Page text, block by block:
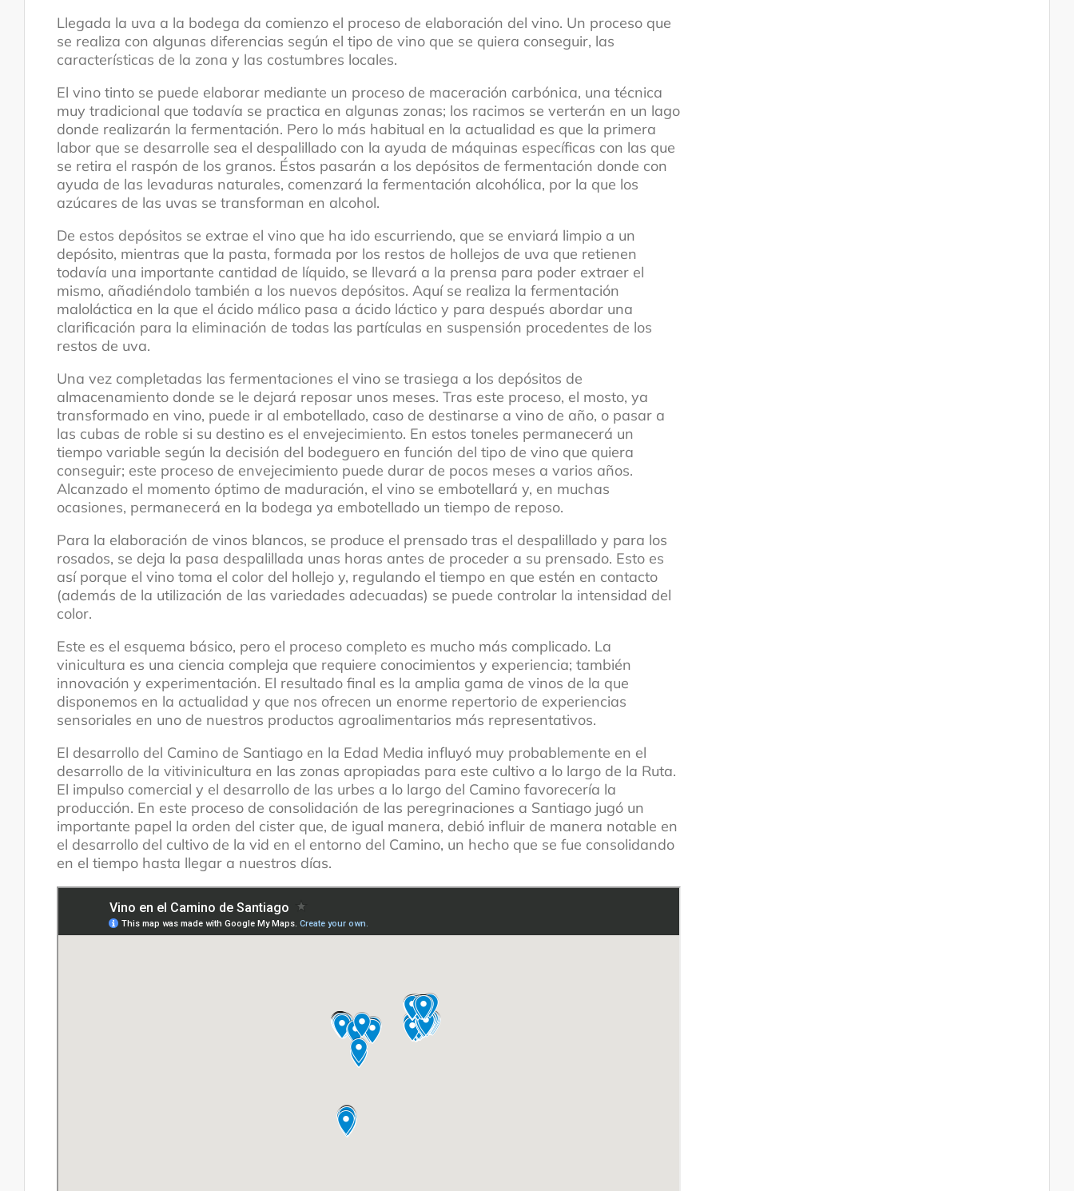
Llegada la uva a la bodega da comienzo el proceso de elaboración del vino. Un proceso que
se realiza con algunas diferencias según el tipo de vino que se quiera conseguir, las
características de la zona y las costumbres locales.
El vino tinto se puede elaborar mediante un proceso de maceración carbónica, una técnica
muy tradicional que todavía se practica en algunas zonas; los racimos se verterán en un lago
donde realizarán la fermentación. Pero lo más habitual en la actualidad es que la primera
labor que se desarrolle sea el despalillado con la ayuda de máquinas específicas con las que
se retira el raspón de los granos. Éstos pasarán a los depósitos de fermentación donde con
ayuda de las levaduras naturales, comenzará la fermentación alcohólica, por la que los
azúcares de las uvas se transforman en alcohol.
De estos depósitos se extrae el vino que ha ido escurriendo, que se enviará limpio a un
depósito, mientras que la pasta, formada por los restos de hollejos de uva que retienen
todavía una importante cantidad de líquido, se llevará a la prensa para poder extraer el
mismo, añadiéndolo también a los nuevos depósitos. Aquí se realiza la fermentación
maloláctica en la que el ácido málico pasa a ácido láctico y para después abordar una
clarificación para la eliminación de todas las partículas en suspensión procedentes de los
restos de uva.
Una vez completadas las fermentaciones el vino se trasiega a los depósitos de
almacenamiento donde se le dejará reposar unos meses. Tras este proceso, el mosto, ya
transformado en vino, puede ir al embotellado, caso de destinarse a vino de año, o pasar a
las cubas de roble si su destino es el envejecimiento. En estos toneles permanecerá un
tiempo variable según la decisión del bodeguero en función del tipo de vino que quiera
conseguir; este proceso de envejecimiento puede durar de pocos meses a varios años.
Alcanzado el momento óptimo de maduración, el vino se embotellará y, en muchas
ocasiones, permanecerá en la bodega ya embotellado un tiempo de reposo.
Para la elaboración de vinos blancos, se produce el prensado tras el despalillado y para los
rosados, se deja la pasa despalillada unas horas antes de proceder a su prensado. Esto es
así porque el vino toma el color del hollejo y, regulando el tiempo en que estén en contacto
(además de la utilización de las variedades adecuadas) se puede controlar la intensidad del
color.
Este es el esquema básico, pero el proceso completo es mucho más complicado. La
vinicultura es una ciencia compleja que requiere conocimientos y experiencia; también
innovación y experimentación. El resultado final es la amplia gama de vinos de la que
disponemos en la actualidad y que nos ofrecen un enorme repertorio de experiencias
sensoriales en uno de nuestros productos agroalimentarios más representativos.
El desarrollo del Camino de Santiago en la Edad Media influyó muy probablemente en el
desarrollo de la vitivinicultura en las zonas apropiadas para este cultivo a lo largo de la Ruta.
El impulso comercial y el desarrollo de las urbes a lo largo del Camino favorecería la
producción. En este proceso de consolidación de las peregrinaciones a Santiago jugó un
importante papel la orden del cister que, de igual manera, debió influir de manera notable en
el desarrollo del cultivo de la vid en el entorno del Camino, un hecho que se fue consolidando
en el tiempo hasta llegar a nuestros días.